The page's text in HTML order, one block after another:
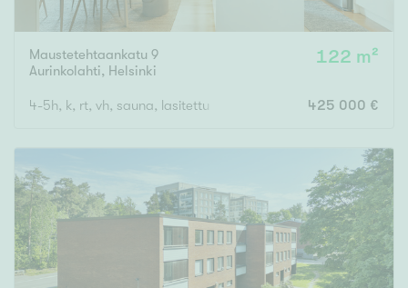
Maustetehtaankatu 9
Aurinkolahti, Helsinki
122 m²
4-5h, k, rt, vh, sauna, lasitettu parveke 425 000 €